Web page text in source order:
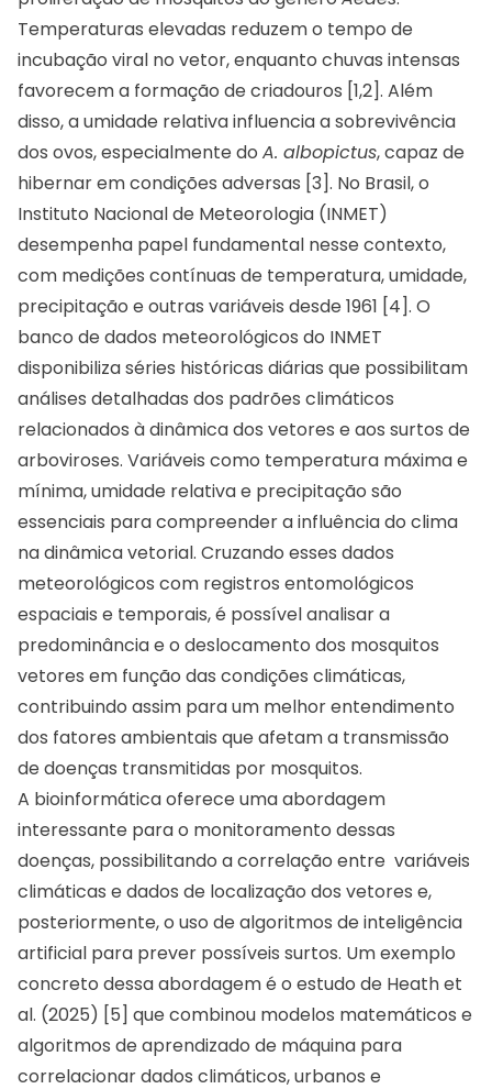
Temperaturas elevadas reduzem o tempo de
incubação viral no vetor, enquanto chuvas intensas
favorecem a formação de criadouros [1,2]. Além
disso, a umidade relativa influencia a sobrevivência
dos ovos, especialmente do A. albopictus, capaz de
hibernar em condições adversas [3]. No Brasil, o
Instituto Nacional de Meteorologia (INMET)
desempenha papel fundamental nesse contexto,
com medições contínuas de temperatura, umidade,
precipitação e outras variáveis desde 1961 [4]. O
banco de dados meteorológicos do INMET
disponibiliza séries históricas diárias que possibilitam
análises detalhadas dos padrões climáticos
relacionados à dinâmica dos vetores e aos surtos de
arboviroses. Variáveis como temperatura máxima e
mínima, umidade relativa e precipitação são
essenciais para compreender a influência do clima
na dinâmica vetorial. Cruzando esses dados
meteorológicos com registros entomológicos
espaciais e temporais, é possível analisar a
predominância e o deslocamento dos mosquitos
vetores em função das condições climáticas,
contribuindo assim para um melhor entendimento
dos fatores ambientais que afetam a transmissão
de doenças transmitidas por mosquitos.
A bioinformática oferece uma abordagem
interessante para o monitoramento dessas
doenças, possibilitando a correlação entre variáveis
climáticas e dados de localização dos vetores e,
posteriormente, o uso de algoritmos de inteligência
artificial para prever possíveis surtos. Um exemplo
concreto dessa abordagem é o estudo de Heath et
al. (2025) [5] que combinou modelos matemáticos e
algoritmos de aprendizado de máquina para
correlacionar dados climáticos, urbanos e